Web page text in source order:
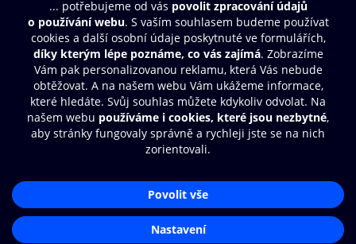
Obsah ke stažení
Moje O2 Knihovna
Další zábava
© O2 Czech Republic a.s.
Zásady zpracování osobních údajůAplikace O2 Knihovna
Čti a poslouchej své e-knihy a